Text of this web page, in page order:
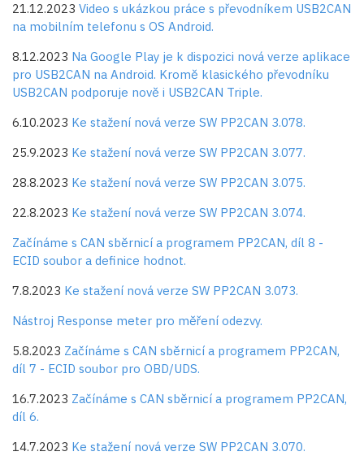
21.12.2023 Video s ukázkou práce s převodníkem USB2CAN
na mobilním telefonu s OS Android.
8.12.2023 Na Google Play je k dispozici nová verze aplikace
pro USB2CAN na Android. Kromě klasického převodníku
USB2CAN podporuje nově i USB2CAN Triple.
6.10.2023 Ke stažení nová verze SW PP2CAN 3.078.
25.9.2023 Ke stažení nová verze SW PP2CAN 3.077.
28.8.2023 Ke stažení nová verze SW PP2CAN 3.075.
22.8.2023 Ke stažení nová verze SW PP2CAN 3.074.
Začínáme s CAN sběrnicí a programem PP2CAN, díl 8 -
ECID soubor a definice hodnot.
7.8.2023 Ke stažení nová verze SW PP2CAN 3.073.
Nástroj Response meter pro měření odezvy.
5.8.2023 Začínáme s CAN sběrnicí a programem PP2CAN,
díl 7 - ECID soubor pro OBD/UDS.
16.7.2023 Začínáme s CAN sběrnicí a programem PP2CAN,
díl 6.
14.7.2023 Ke stažení nová verze SW PP2CAN 3.070.